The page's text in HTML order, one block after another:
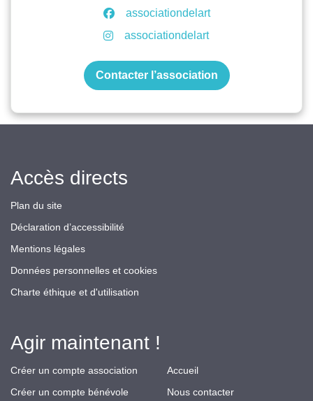
associationdelart
associationdelart
Contacter l’association
Accès directs
Plan du site
Déclaration d’accessibilité
Mentions légales
Données personnelles et cookies
Charte éthique et d'utilisation
Agir maintenant !
Créer un compte association
Créer un compte bénévole
Accueil
Nous contacter